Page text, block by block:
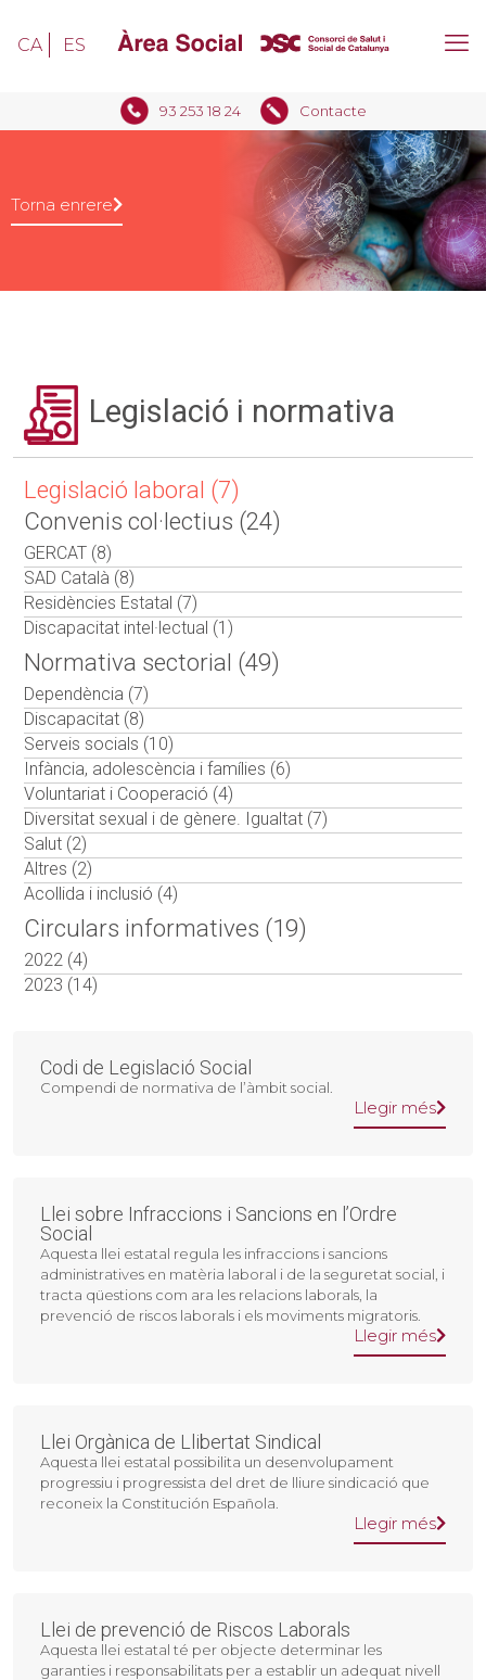
93 253 18 24 Contacte
CA ES
Torna enrere
Legislació i normativa
Legislació laboral (7)
Convenis col·lectius (24)
GERCAT (8)
SAD Català (8)
Residències Estatal (7)
Discapacitat intel·lectual (1)
Normativa sectorial (49)
Dependència (7)
Discapacitat (8)
Serveis socials (10)
Infància, adolescència i famílies (6)
Voluntariat i Cooperació (4)
Diversitat sexual i de gènere. Igualtat (7)
Salut (2)
Altres (2)
Acollida i inclusió (4)
Circulars informatives (19)
2022 (4)
2023 (14)
Codi de Legislació Social
Compendi de normativa de l’àmbit social.
Llegir més
Llei sobre Infraccions i Sancions en l’Ordre
Social
Aquesta llei estatal regula les infraccions i sancions
administratives en matèria laboral i de la seguretat social, i
tracta qüestions com ara les relacions laborals, la
prevenció de riscos laborals i els moviments migratoris.
Llegir més
Llei Orgànica de Llibertat Sindical
Aquesta llei estatal possibilita un desenvolupament
progressiu i progressista del dret de lliure sindicació que
reconeix la Constitución Española.
Llegir més
Llei de prevenció de Riscos Laborals
Aquesta llei estatal té per objecte determinar les
garanties i responsabilitats per a establir un adequat nivell